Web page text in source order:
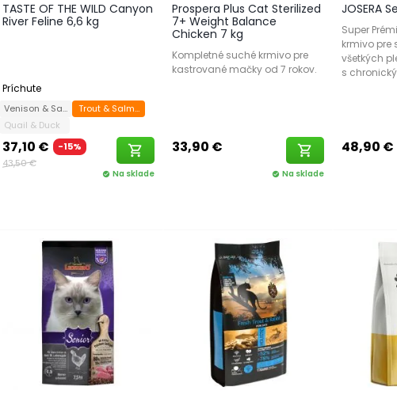
TASTE OF THE WILD Canyon
River Feline 6,6 kg
Príchute
Venison & SalmonTrout & Salmon
Quail & Duck
37,10 €
-15%
43,50 €
shopping_cart
check_circle Na sklade
Prospera Plus Cat Sterilized
7+ Weight Balance
Chicken 7 kg
Kompletné suché krmivo pre
kastrované mačky od 7 rokov.
33,90 € shopping_cart
check_circle Na sklade
JOSERA
Super
krmivo pre
všetkých
s
48,90 €